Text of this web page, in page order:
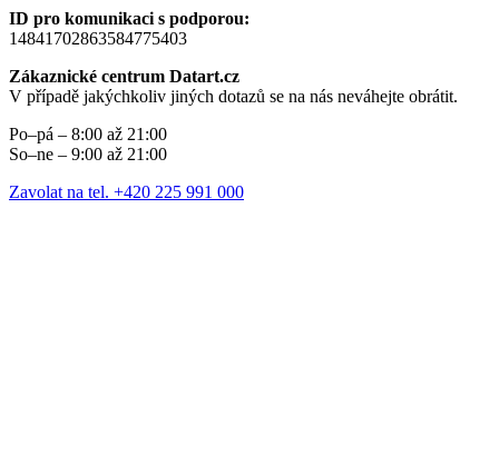
ID pro komunikaci s podporou:
14841702863584775403
Zákaznické centrum Datart.cz
V případě jakýchkoliv jiných dotazů se na nás neváhejte obrátit.
Po–pá – 8:00 až 21:00
So–ne – 9:00 až 21:00
Zavolat na tel. +420 225 991 000